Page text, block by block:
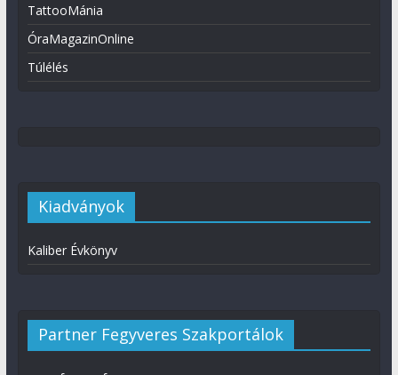
TattooMánia
ÓraMagazinOnline
Túlélés
Kiadványok
Kaliber Évkönyv
Partner Fegyveres Szakportálok